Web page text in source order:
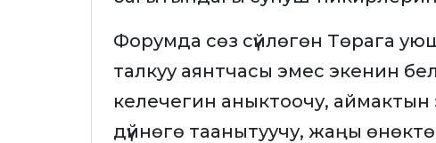
Форумда сөз сүйлөгөн Төрага
талкуу аянтчасы эмес экенин
келечегин аныктоочу, аймактын
дүйнөгө таанытуучу, жаңы